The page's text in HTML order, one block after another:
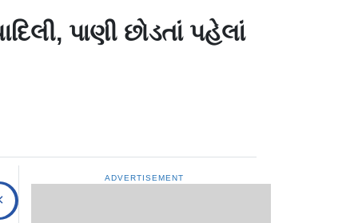
પાણી છોડતાં પહેલાં
ADVERTISEMENT